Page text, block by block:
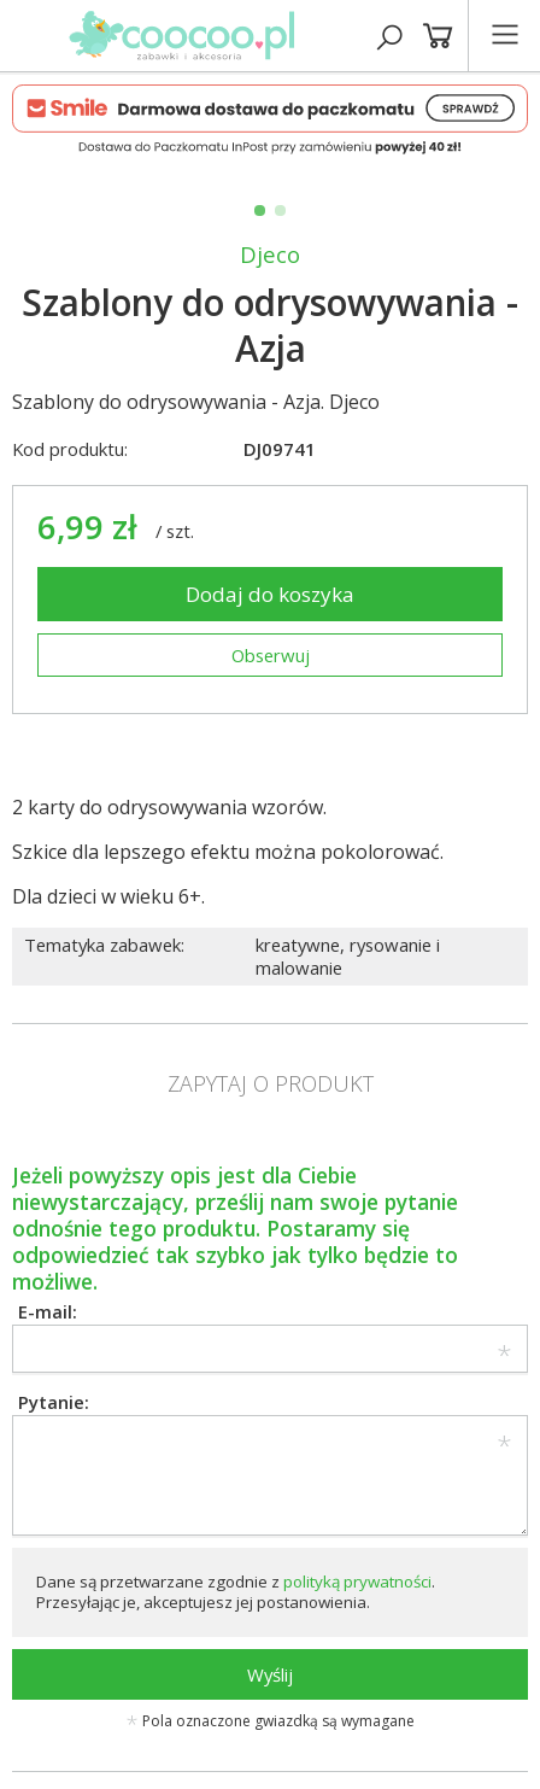
Djeco
Szablony do odrysowywania -
Azja
Szablony do odrysowywania - Azja. Djeco
Kod produktu: DJ09741
6,99 zł / szt.
Dodaj do koszyka
Obserwuj
2 karty do odrysowywania wzorów.
Szkice dla lepszego efektu można pokolorować.
Dla dzieci w wieku 6+.
Tematyka zabawek: kreatywne, rysowanie i
malowanie
ZAPYTAJ O PRODUKT
Jeżeli powyższy opis jest dla Ciebie
niewystarczający, prześlij nam swoje pytanie
odnośnie tego produktu. Postaramy się
odpowiedzieć tak szybko jak tylko będzie to
możliwe.
E-mail:
Pytanie:
Dane są przetwarzane zgodnie z polityką prywatności.
Przesyłając je, akceptujesz jej postanowienia.
Wyślij
Pola oznaczone gwiazdką są wymagane